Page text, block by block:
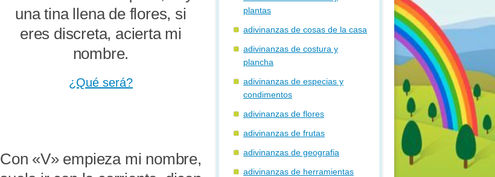
una tina llena de flores, si
eres discreta, acierta mi
nombre.
¿Qué será?
Con «V» empieza mi nombre,
plantas
adivinanzas de cosas de la casa
adivinanzas de costura y
plancha
adivinanzas de especias y
condimentos
adivinanzas de flores
adivinanzas de frutas
adivinanzas de geografia
adivinanzas de herramientas